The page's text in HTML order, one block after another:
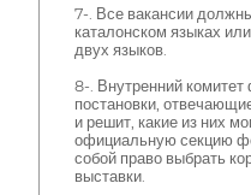
7-. Все вакансии
каталонском языках
двух языков.
8-. Внутренний комитет
постановки,
и решит, какие из них
официальную секцию
собой право выбрать
выставки.